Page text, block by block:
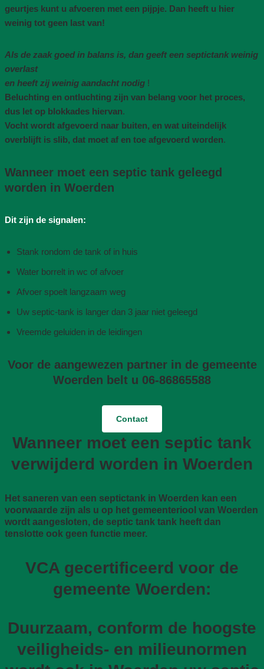
geurtjes kunt u afvoeren met een pijpje. Dan heeft u hier
weinig tot geen last van!
Als de zaak goed in balans is, dan geeft een septictank weinig
overlast
en heeft zij weinig aandacht nodig !
Beluchting en ontluchting zijn van belang voor het proces,
dus let op blokkades hiervan.
Vocht wordt afgevoerd naar buiten, en wat uiteindelijk
overblijft is slib, dat moet af en toe afgevoerd worden.
Wanneer moet een septic tank geleegd
worden in Woerden
Dit zijn de signalen:
Stank rondom de tank of in huis
Water borrelt in wc of afvoer
Afvoer spoelt langzaam weg
Uw septic-tank is langer dan 3 jaar niet geleegd
Vreemde geluiden in de leidingen
Voor de aangewezen partner in de gemeente
Woerden belt u 06-86865588
Contact
Wanneer moet een septic tank
verwijderd worden in Woerden
Het saneren van een septictank in Woerden kan een
voorwaarde zijn als u op het gemeenteriool van Woerden
wordt aangesloten, de septic tank tank heeft dan
tenslotte ook geen functie meer.
VCA gecertificeerd voor de
gemeente Woerden:
Duurzaam, conform de hoogste
veiligheids- en milieunormen